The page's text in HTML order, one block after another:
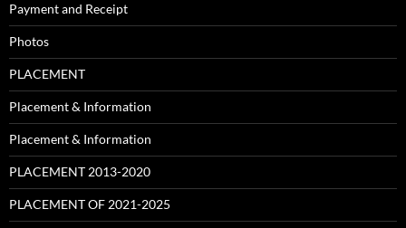
Payment and Receipt
Photos
PLACEMENT
Placement & Information
Placement & Information
PLACEMENT 2013-2020
PLACEMENT OF 2021-2025